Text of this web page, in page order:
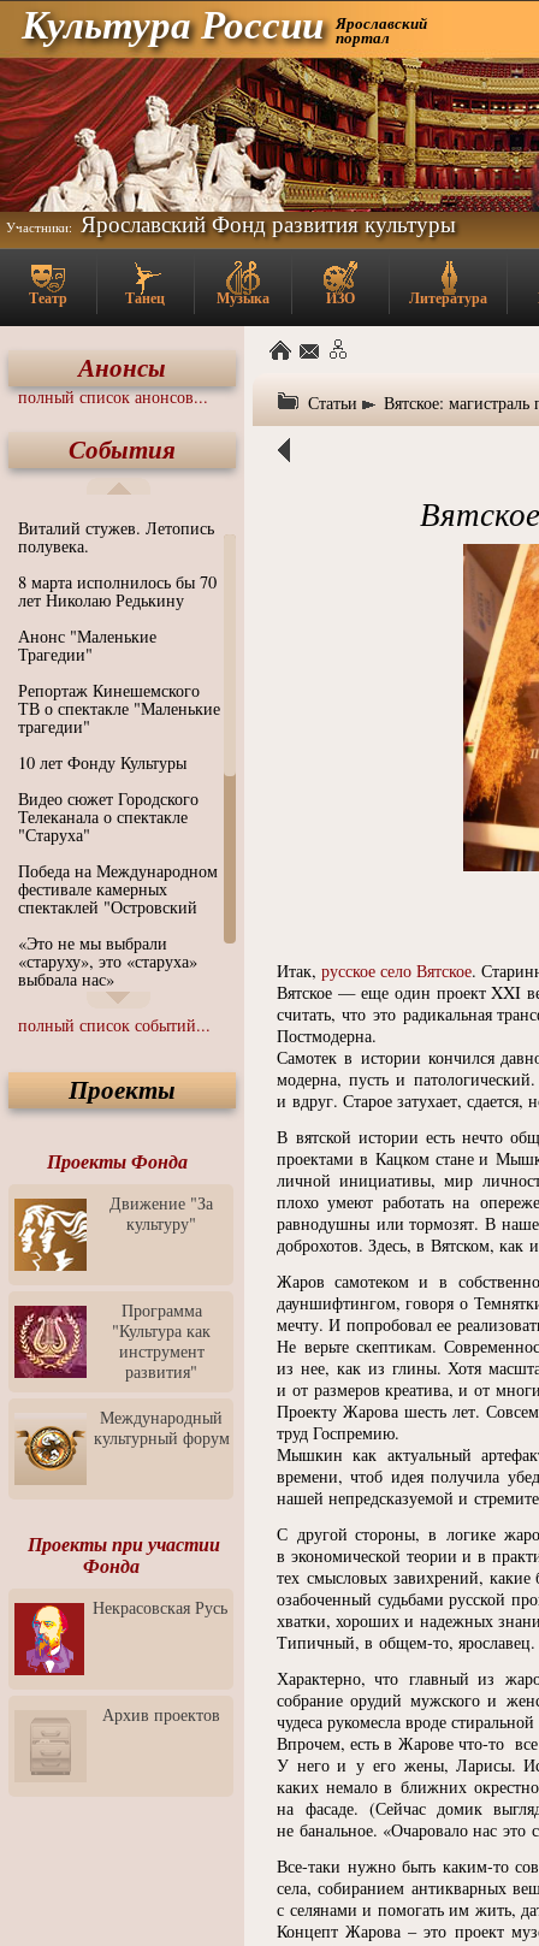
Культура России Ярославский
портал
Участники: Ярославский Фонд развития культуры
Театр Танец Музыка ИЗО Литература
Анонсы
полный список анонсов...
События
Виталий стужев. Летопись
полувека.
8 марта исполнилось бы 70
лет Николаю Редькину
Анонс "Маленькие
Трагедии"
Репортаж Кинешемского
ТВ о спектакле "Маленькие
трагедии"
10 лет Фонду Культуры
Видео сюжет Городского
Телеканала о спектакле
"Старуха"
Победа на Международном
фестивале камерных
спектаклей "Островский
«Это не мы выбрали
«старуху», это «старуха»
выбрала нас»
Иммерсивный спектакль
"Язык чистого полета
Спектакль "Крик" в Музее
Современного Искусства
современного искусства от
Медиа-школа "ФОКУС"
Моноспектакль
"Вертинский. Исповедь
Барона"
"Притяжение" в центре
ЛЕКСУС - ЯРОСЛАВЛЬ
Презентация выставки
Зураба Церетели
Пресс-конференция к
открытию выставки Зураба
Церетели
Фестиваль уличной
Отчётный концерт детского
театра танца "Задоринка"
Профессионалов - Эпизод
3: Обусловленности
человека и их влияние на
карьеру
скульптором Дмитрием
Тугариновым
АртБульвар в День города
полный список событий...
Проекты
Проекты Фонда
Движение "За
культуру"
Программа
"Культура как
инструмент
развития"
Международный
культурный форум
Проекты при участии
Фонда
Некрасовская Русь
Архив проектов
Статьи Вятское: магистраль
Итак, русское село Вятское.
Вятское — еще один проект XXI
считать, что это радикальная
Постмодерна.
Самотек в истории кончился
модерна, пусть и
и вдруг. Старое затухает,
В вятской истории есть нечто
проектами в Кацком стане и
личной инициативы, мир
плохо умеют работать на
равнодушны или тормозят. В
доброхотов. Здесь, в Вятском, как
Жаров самотеком и в
дауншифтингом, говоря о
мечту. И попробовал ее
Не верьте скептикам.
из нее, как из глины. Хотя
и от размеров креатива, и от
Проекту Жарова шесть лет.
труд Госпремию.
Мышкин как актуальный
времени, чтоб идея получила
нашей непредсказуемой и
С другой стороны, в логике
в экономической теории и в
тех смысловых завихрений,
озабоченный судьбами русской
хватки, хороших и надежных
Типичный, в общем-то, ярославец.
Характерно, что главный из
собрание орудий мужского и
чудеса рукомесла вроде
Впрочем, есть в Жарове что-то
У него и у его жены, Ларисы.
каких немало в ближних
на фасаде. (Сейчас домик
не банальное. «Очаровало нас это
Все-таки нужно быть каким-то
села, собиранием антикварных
с селянами и помогать им жить,
Концепт Жарова – это проект